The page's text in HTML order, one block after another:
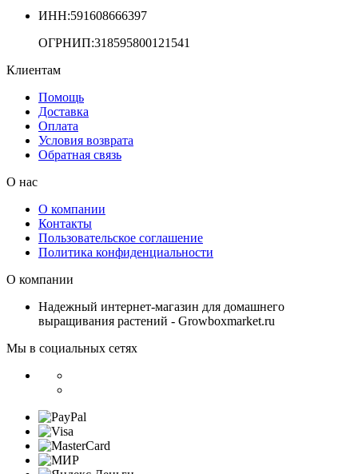
ИНН:591608666397
ОГРНИП:318595800121541
Клиентам
Помощь
Доставка
Оплата
Условия возврата
Обратная связь
О нас
О компании
Контакты
Пользовательское соглашение
Политика конфиденциальности
О компании
Надежный интернет-магазин для домашнего
выращивания растений - Growboxmarket.ru
Мы в социальных сетях